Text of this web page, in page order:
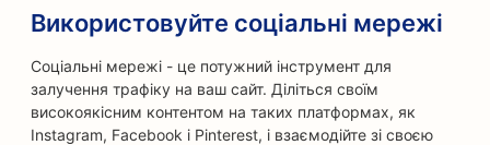
Використовуйте соціальні мережі
Соціальні мережі - це потужний інструмент для
залучення трафіку на ваш сайт. Діліться своїм
високоякісним контентом на таких платформах, як
Instagram, Facebook і Pinterest, і взаємодійте зі своєю